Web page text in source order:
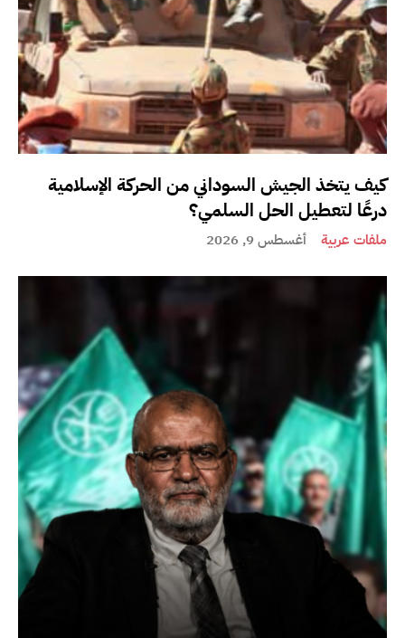
كيف يتخذ الجيش السوداني من الحركة الإسلامية
درعًا لتعطيل الحل السلمي؟
ملفات عربية أغسطس 9, 2026